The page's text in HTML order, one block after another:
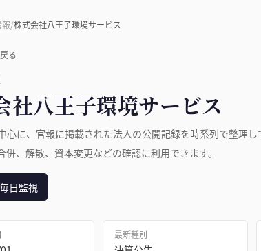
/株式会社八王子環境サービス
る
社八王子環境サービス
心に、官報に掲載された法人の公開記録を時系列で整理し
併、解散、資本変更などの確認に利用できます。
日監視
最新種別